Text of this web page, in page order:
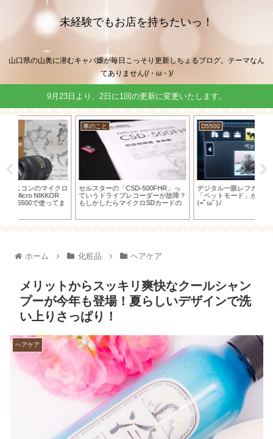
未経験でもお店を持ちたいっ！
山口県の山奥に潜むキャバ嬢が毎日こっそり更新しちょるブログ。テーマなん
てありません(/・ω・)/
9月23日より、2日に1回の更新に変更いたします。
車のこと
セルスターの「CSD-500FHR」っ
ていうドライブレコーダーが故障？
もしかしたらマイクロSDカードの
デジタル一眼レフカメラD5500の
「ペットモード」が便利だったお話
(=ﾟωﾟ)ﾉ
ホーム 化粧品 ヘアケア
メリットからスッキリ爽快なクールシャン
プーが今年も登場！夏らしいデザインで洗
い上りさっぱり！
ヘアケア